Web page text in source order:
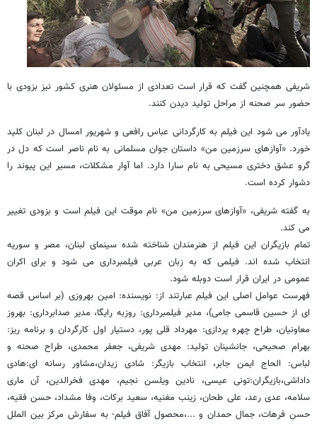
شریفی همچنین گفت که قرار است تعدادی از مسئولان هنری کشور نیز بزودی با
حضور سر صحنه از مراحل تولید دیدن کنند.
یادآور می شود این فیلم به کارگردانی عباس رافعی و شهریور امسال در لبنان کلید
خورد. «آوازهای سرزمین من» داستان جوان مسلمانی به نام ناصر است که دل در
گرو عشق دختری مسیحی به نام سارا دارد. اما آوار مشکلات، مسیر این پیوند را
دشوار کرده است.
به گفته شریفی، «آوازهای سرزمین من» نام موقت این فیلم است و بزودی تغییر
می کند.
تمام بازیگران این فیلم از هنرمندان شناخته شده سینمای لبنان، مصر و سوریه
انتخاب شده اند. فیلمی که به زبان عربی فیلمبرداری می شود و برای اکران
عمومی در ایران قرار است دوبله شود.
فهرست عوامل اصلی این فیلم عبارتند از: نویسنده: امین بهروزی (بر اساس قصه
ای از حسین قاسمی جامی)، مدیر فیلمبرداری: روزبه رایگا، مدیر صدابرداری: بهروز
معاونیان، طراح چهره پردازی: مهرداد قلی پور، دستیار اول کارگردان و برنامه ریز:
بهرام صحیحی، جانشینان تولید: مهدی شریفی، جعفر محمدی، طراح صحنه و
لباس: الحاج ایمن جابر، انتخاب بازیگر: شادی زیدان،مشاور رسانه ای:هادی
داداشی،بازیگران:تونی عیسی، نادین ویلسن نجیم، مهدی فخرالدین، آن ماری
سلامه، عدی رعد، علی طحان، زینب مغنیه، سعید برکات، وفا مشداد، حسن فقیه،
حسن فرهات، جمال حمدان و ...،محصول آفاق فیلم- به سفارش مرکز بین الملل